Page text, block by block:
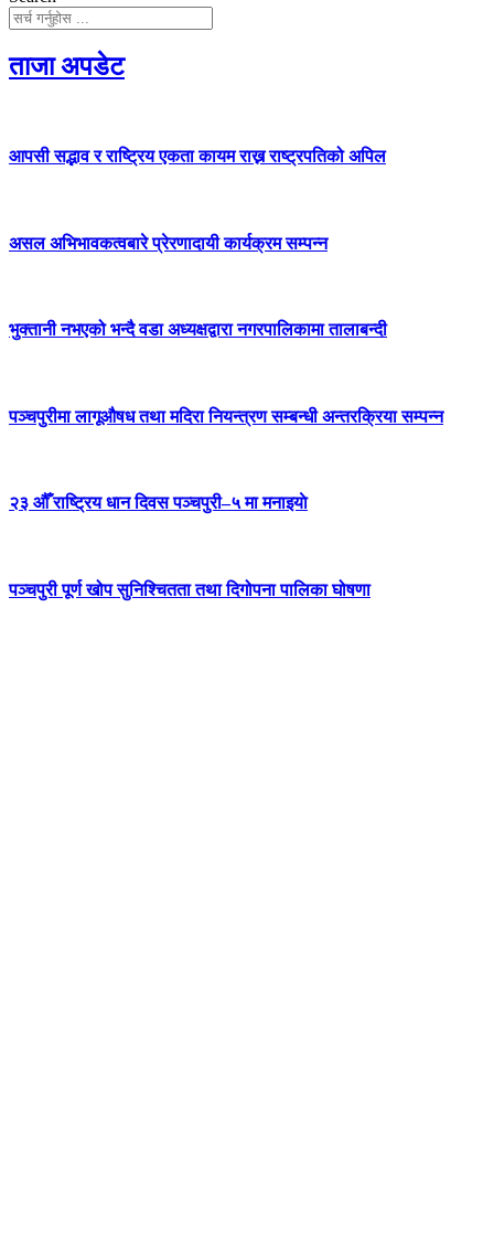
ताजा अपडेट
आपसी सद्भाव र राष्ट्रिय एकता कायम राख्न राष्ट्रपतिको अपिल
असल अभिभावकत्वबारे प्रेरणादायी कार्यक्रम सम्पन्न
भुक्तानी नभएको भन्दै वडा अध्यक्षद्वारा नगरपालिकामा तालाबन्दी
पञ्चपुरीमा लागूऔषध तथा मदिरा नियन्त्रण सम्बन्धी अन्तरक्रिया सम्पन्न
२३ औँ राष्ट्रिय धान दिवस पञ्चपुरी–५ मा मनाइयाे
पञ्चपुरी पूर्ण खोप सुनिश्चितता तथा दिगोपना पालिका घोषणा